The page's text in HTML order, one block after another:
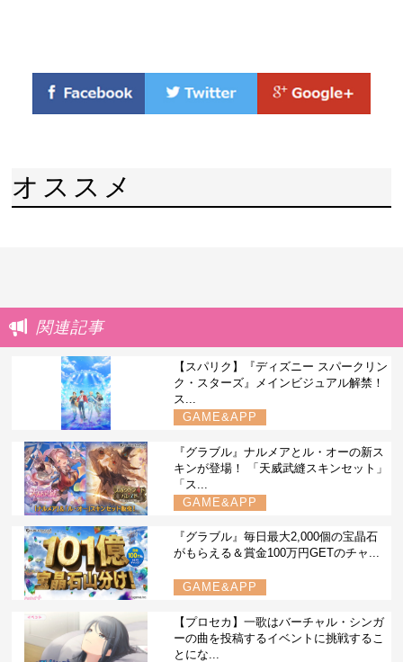
オススメ
関連記事
【スパリク】『ディズニー スパークリン
ク・スターズ』メインビジュアル解禁！
ス...
GAME&APP
『グラブル』ナルメアとル・オーの新ス
キンが登場！ 「天威武縫スキンセット」
「ス...
GAME&APP
『グラブル』毎日最大2,000個の宝晶石
がもらえる＆賞金100万円GETのチャ...
GAME&APP
【プロセカ】一歌はバーチャル・シンガ
ーの曲を投稿するイベントに挑戦するこ
とにな...